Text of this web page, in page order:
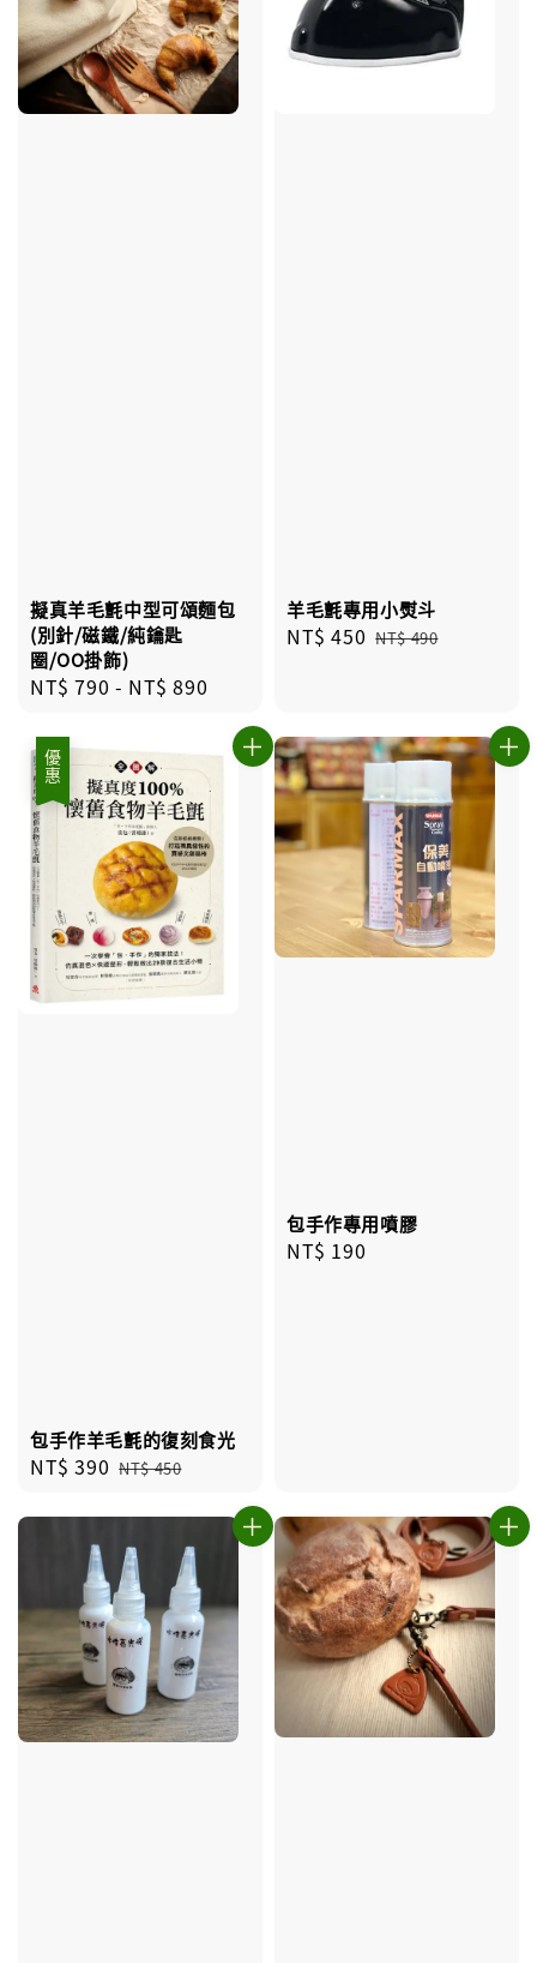
擬真羊毛氈中型可頌麵包
(別針/磁鐵/純鑰匙
圈/OO掛飾)
Regular
NT$ 790 - NT$ 890
羊毛氈專用小熨斗
Sale
NT$ 450 Regular
NT$ 490
優惠
包手作羊毛氈的復刻食光
Sale
NT$ 390 Regular
NT$ 450
包手作專用噴膠
Regular
NT$ 190